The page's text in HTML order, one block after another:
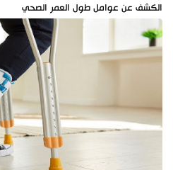
الكشف عن عوامل طول العمر الصحي